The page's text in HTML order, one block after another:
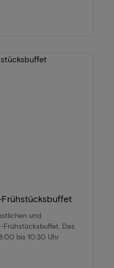
und
Frühstücksbuffet. Das
bis 10:30 Uhr